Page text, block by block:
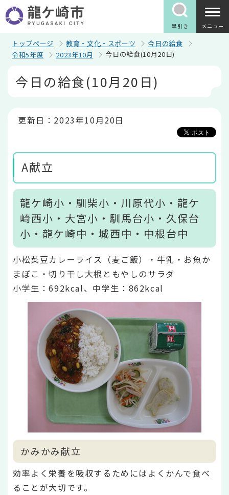
の
ペ
早引き メニュー
トップページ 教育・文化・スポーツ
今日の給食
令和5年度
2023年10月 今日の給食(10月20日)
今日の給食(10月20日)
更新日：2023年10月20日
A献立
龍ケ崎小・馴柴小・川原代小・龍ケ
崎西小・大宮小・馴馬台小・久保台
小・龍ケ崎中・城西中・中根台中
小松菜豆カレーライス（麦ご飯）・牛乳・お魚か
まぼこ・切り干し大根ともやしのサラダ
小学生：692kcal、中学生：862kcal
かみかみ献立
効率よく栄養を吸収するためにはよくかんで食べ
ることが大切です。